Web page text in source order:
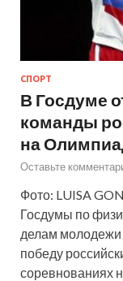
СПОРТ
В Госдуме
команды
на
Оставьте
Фото: LUISA
Госдумы по
делам
победу
соревнованиях